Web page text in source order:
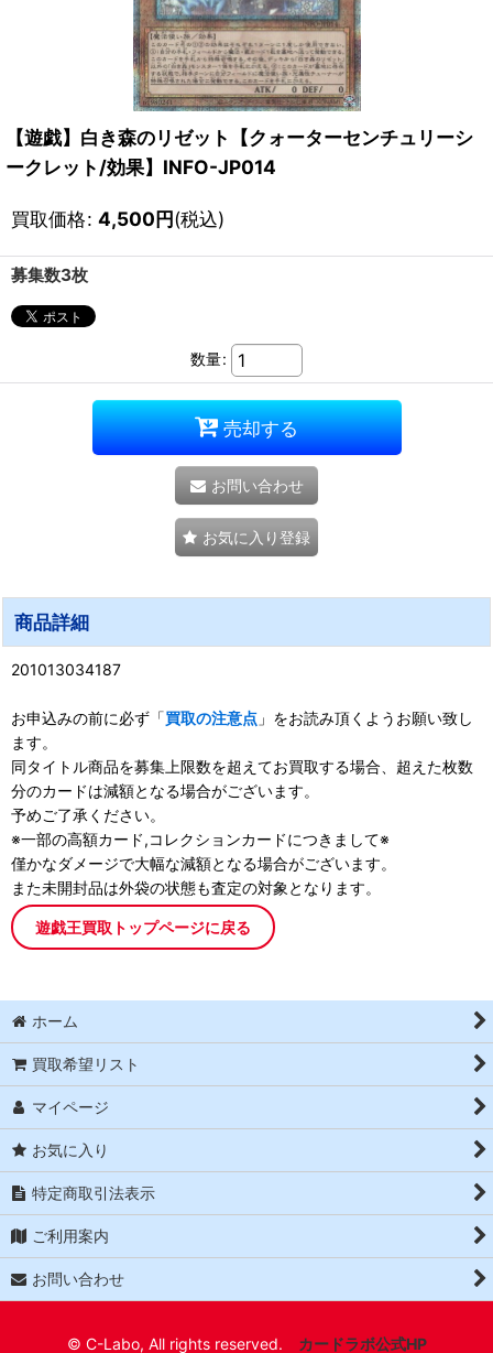
【遊戯】白き森のリゼット【クォーターセンチュリーシ
ークレット/効果】INFO-JP014
買取価格: 4,500円(税込)
募集数3枚
数量:
売却する
お問い合わせ
お気に入り登録
商品詳細
201013034187
お申込みの前に必ず「買取の注意点 」をお読み頂くようお願い致し
ます。
同タイトル商品を募集上限数を超えてお買取する場合、超えた枚数
分のカードは減額となる場合がございます。
予めご了承ください。
※一部の高額カード,コレクションカードにつきまして※
僅かなダメージで大幅な減額となる場合がございます。
また未開封品は外袋の状態も査定の対象となります。
遊戯王買取トップページに戻る
ホーム
買取希望リスト
マイページ
お気に入り
特定商取引法表示
ご利用案内
お問い合わせ
© C-Labo, All rights reserved. カードラボ公式HP